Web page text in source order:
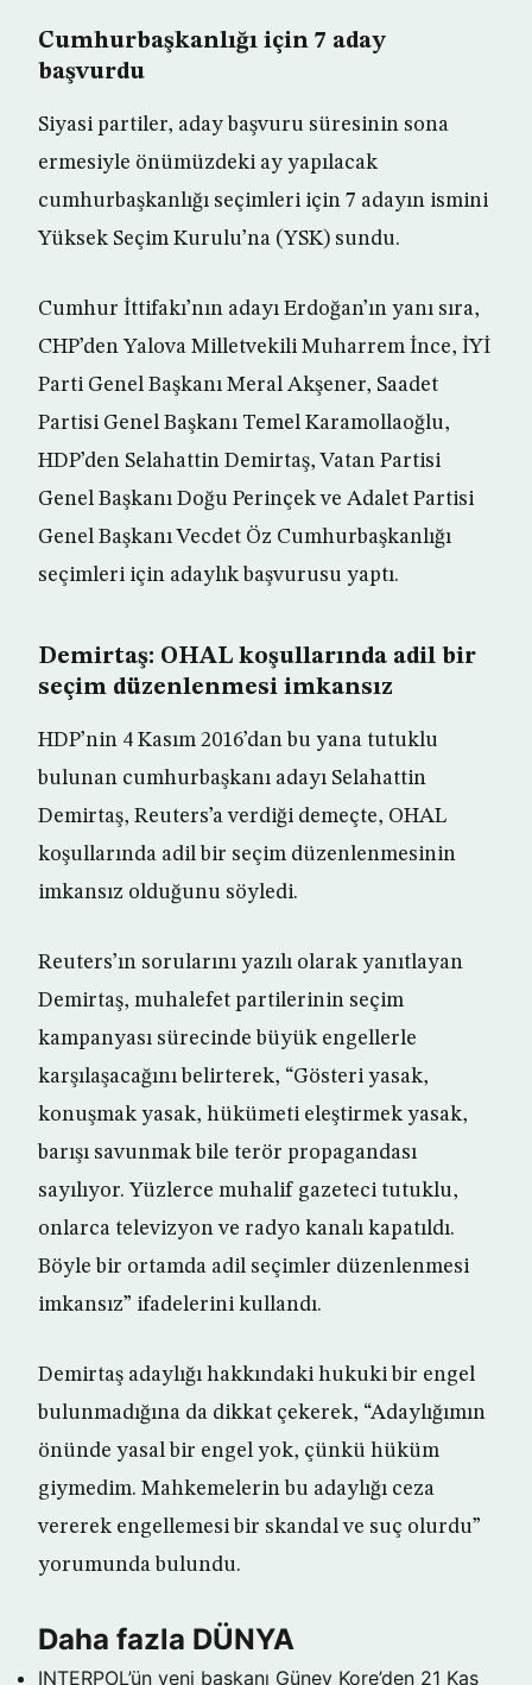
Cumhurbaşkanlığı için 7 aday
başvurdu
Siyasi partiler, aday başvuru süresinin sona
ermesiyle önümüzdeki ay yapılacak
cumhurbaşkanlığı seçimleri için 7 adayın ismini
Yüksek Seçim Kurulu’na (YSK) sundu.
Cumhur İttifakı’nın adayı Erdoğan’ın yanı sıra,
CHP’den Yalova Milletvekili Muharrem İnce, İYİ
Parti Genel Başkanı Meral Akşener, Saadet
Partisi Genel Başkanı Temel Karamollaoğlu,
HDP’den Selahattin Demirtaş, Vatan Partisi
Genel Başkanı Doğu Perinçek ve Adalet Partisi
Genel Başkanı Vecdet Öz Cumhurbaşkanlığı
seçimleri için adaylık başvurusu yaptı.
Demirtaş: OHAL koşullarında adil bir
seçim düzenlenmesi imkansız
HDP’nin 4 Kasım 2016’dan bu yana tutuklu
bulunan cumhurbaşkanı adayı Selahattin
Demirtaş, Reuters’a verdiği demeçte, OHAL
koşullarında adil bir seçim düzenlenmesinin
imkansız olduğunu söyledi.
Reuters’ın sorularını yazılı olarak yanıtlayan
Demirtaş, muhalefet partilerinin seçim
kampanyası sürecinde büyük engellerle
karşılaşacağını belirterek, “Gösteri yasak,
konuşmak yasak, hükümeti eleştirmek yasak,
barışı savunmak bile terör propagandası
sayılıyor. Yüzlerce muhalif gazeteci tutuklu,
onlarca televizyon ve radyo kanalı kapatıldı.
Böyle bir ortamda adil seçimler düzenlenmesi
imkansız” ifadelerini kullandı.
Demirtaş adaylığı hakkındaki hukuki bir engel
bulunmadığına da dikkat çekerek, “Adaylığımın
önünde yasal bir engel yok, çünkü hüküm
giymedim. Mahkemelerin bu adaylığı ceza
vererek engellemesi bir skandal ve suç olurdu”
yorumunda bulundu.
Daha fazla DÜNYA
INTERPOL’ün yeni başkanı Güney Kore’den 21 Kas